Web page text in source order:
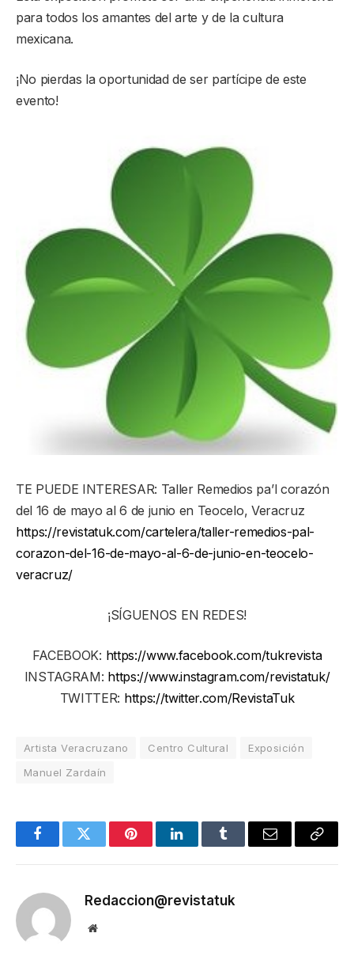
para todos los amantes del arte y de la cultura
mexicana.
¡No pierdas la oportunidad de ser partícipe de este
evento!
TE PUEDE INTERESAR: Taller Remedios pa’l corazón
del 16 de mayo al 6 de junio en Teocelo, Veracruz
https://revistatuk.com/cartelera/taller-remedios-pal-
corazon-del-16-de-mayo-al-6-de-junio-en-teocelo-
veracruz/
¡SÍGUENOS EN REDES!
FACEBOOK: https://www.facebook.com/tukrevista
INSTAGRAM: https://www.instagram.com/revistatuk/
TWITTER: https://twitter.com/RevistaTuk
Artista Veracruzano Centro Cultural
Exposición
Manuel Zardaín
FacebookTwitter PinterestLinkedInTumblr Email
Copy
Redaccion@revistatuk
Website